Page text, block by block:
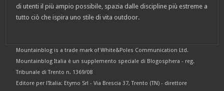
di utenti il più ampio possibile, spazia dalle discipline più estreme a
tutto ciò che ispira uno stile di vita outdoor.
Mountainblog is a trade mark of White&Poles Communication Ltd.
Mountainblog Italia è un supplemento speciale di Blogosphera - reg.
Tribunale di Trento n. 1369/08
Editore per l'Italia: Etymo Srl - Via Brescia 37, Trento (TN) - direttore